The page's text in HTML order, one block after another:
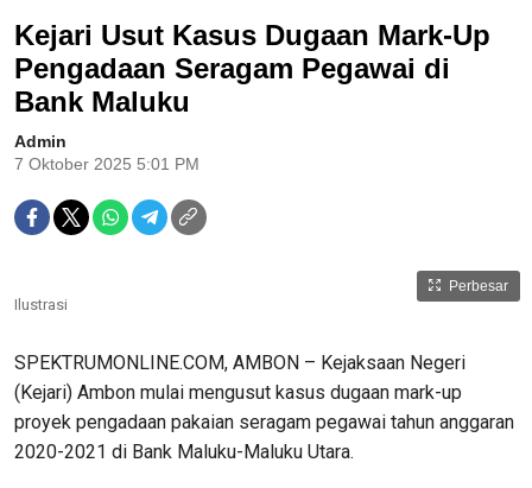
Kejari Usut Kasus Dugaan Mark-Up
Pengadaan Seragam Pegawai di
Bank Maluku
Admin
7 Oktober 2025 5:01 PM
Perbesar
Ilustrasi
SPEKTRUMONLINE.COM, AMBON – Kejaksaan Negeri
(Kejari) Ambon mulai mengusut kasus dugaan mark-up
proyek pengadaan pakaian seragam pegawai tahun anggaran
2020-2021 di Bank Maluku-Maluku Utara.